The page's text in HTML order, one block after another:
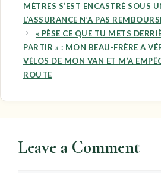
MÈTRES S’EST ENCASTRÉ SOUS
L’ASSURANCE N’A PAS
« PÈSE CE QUE TU METS
PARTIR » : MON BEAU-FRÈRE A
VÉLOS DE MON VAN ET M’A
ROUTE
Leave a Comment